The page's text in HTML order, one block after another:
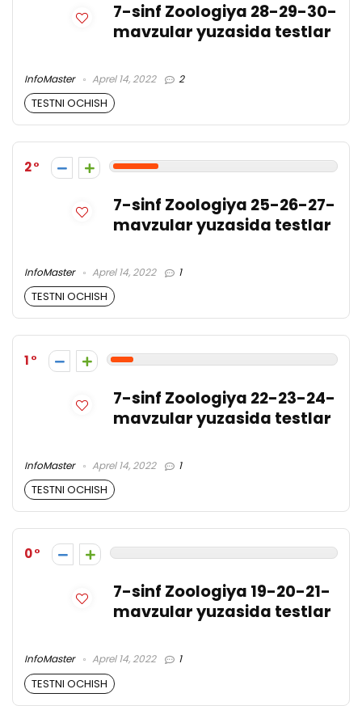
7-sinf Zoologiya 28-29-30-
mavzular yuzasida testlar
InfoMaster Aprel 14, 2022 2
TESTNI OCHISH
2
7-sinf Zoologiya 25-26-27-
mavzular yuzasida testlar
InfoMaster Aprel 14, 2022 1
TESTNI OCHISH
1
7-sinf Zoologiya 22-23-24-
mavzular yuzasida testlar
InfoMaster Aprel 14, 2022 1
TESTNI OCHISH
0
7-sinf Zoologiya 19-20-21-
mavzular yuzasida testlar
InfoMaster Aprel 14, 2022 1
TESTNI OCHISH